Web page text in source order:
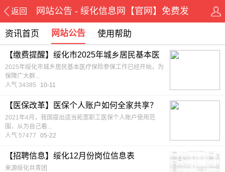
返回 网站公告 - 绥化信息网【官网】免费发
布
资讯首页 网站公告 使用帮助
【缴费提醒】绥化市2025年城乡居民基本医
疗保险缴费提醒！
2025年绥化市城乡居民基本医疗保险参保工作已经开始，为
保障广大群...
人气 34385
10-11
【医保改革】医保个人账户如何全家共享？
指南来了
2021年4月，我国提出适当拓宽职工医保个人账户使用范
围，从为自己看...
人气 57477
05-22
【招聘信息】绥化12月份岗位信息表
来源绥化共青团